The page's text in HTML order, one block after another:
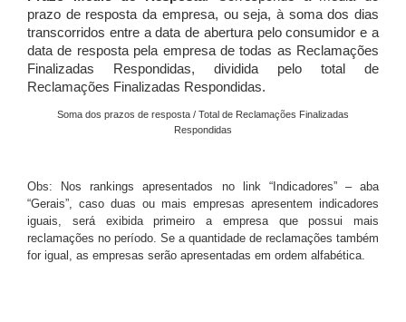
prazo de resposta da empresa, ou seja, à soma dos dias
transcorridos entre a data de abertura pelo consumidor e a
data de resposta pela empresa de todas as Reclamações
Finalizadas Respondidas, dividida pelo total de
Reclamações Finalizadas Respondidas.
Soma dos prazos de resposta / Total de Reclamações Finalizadas
Respondidas
Obs: Nos rankings apresentados no link “Indicadores” – aba
“Gerais”, caso duas ou mais empresas apresentem indicadores
iguais, será exibida primeiro a empresa que possui mais
reclamações no período. Se a quantidade de reclamações também
for igual, as empresas serão apresentadas em ordem alfabética.